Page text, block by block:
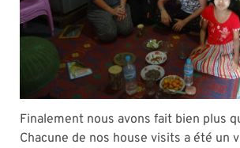
Finalement nous avons fait bien plus
Chacune de nos house visits a été un